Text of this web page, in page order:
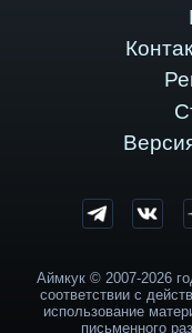
Аймкук © 2007-2026
соответствии с
использование
письменного